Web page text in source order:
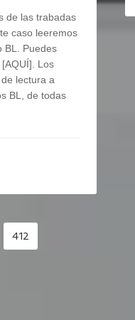
de las trabadas
caso leeremos
BL. Puedes
Los
lectura a
BL, de todas
412